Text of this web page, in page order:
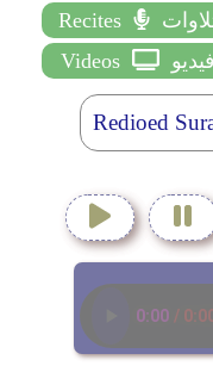
Recites
Videos
فيديو